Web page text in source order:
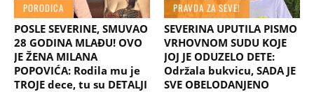
PORODICA
POSLE SEVERINE, SMUVAO
28 GODINA MLAĐU! OVO
JE ŽENA MILANA
POPOVIĆA: Rodila mu je
TROJE dece, tu su DETALJI
PRAVDA ZA SEVE!
SEVERINA UPUTILA PISMO
VRHOVNOM SUDU KOJE
JOJ JE ODUZELO DETE:
Održala bukvicu, SADA JE
SVE OBELODANJENO